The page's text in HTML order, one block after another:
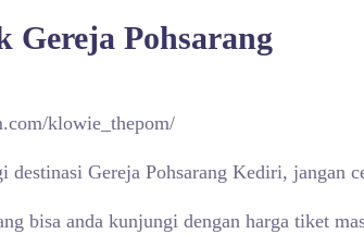
Gereja Pohsarang
klowie_thepom/
destinasi Gereja Pohsarang Kediri, jangan
bisa anda kunjungi dengan harga tiket